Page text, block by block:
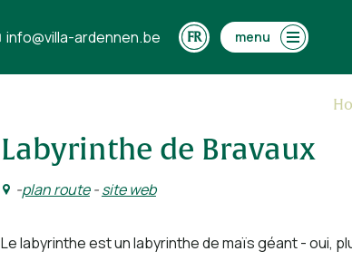
info@villa-ardennen.be menu
Labyrinthe de Bravaux
-plan route -site web
Le labyrinthe est un labyrinthe de maïs géant - oui,